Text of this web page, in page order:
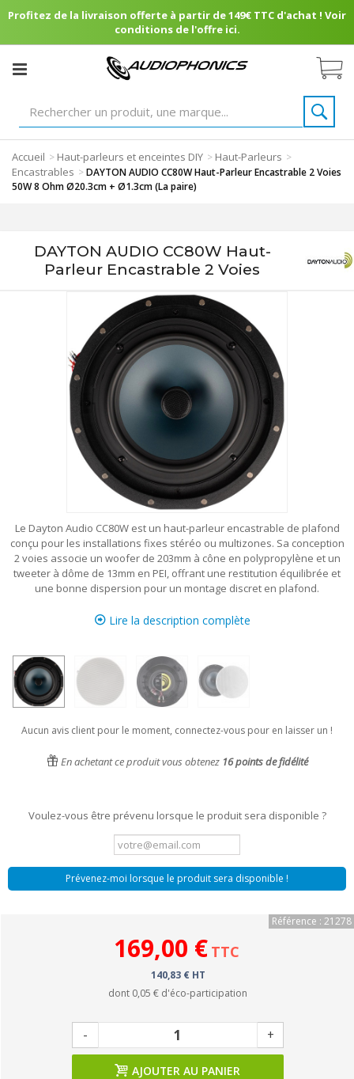
Profitez de la livraison offerte à partir de 149€ TTC d'achat ! Voir
conditions de l'offre ici.
Accueil > Haut-parleurs et enceintes DIY > Haut-Parleurs >
Encastrables >DAYTON AUDIO CC80W Haut-Parleur Encastrable 2 Voies
50W 8 Ohm Ø20.3cm + Ø1.3cm (La paire)
DAYTON AUDIO CC80W Haut-
Parleur Encastrable 2 Voies
Le Dayton Audio CC80W est un haut-parleur encastrable de plafond
conçu pour les installations fixes stéréo ou multizones. Sa conception
2 voies associe un woofer de 203mm à cône en polypropylène et un
tweeter à dôme de 13mm en PEI, offrant une restitution équilibrée et
une bonne dispersion pour un montage discret en plafond.
Lire la description complète
Aucun avis client pour le moment, connectez-vous pour en laisser un !
En achetant ce produit vous obtenez 16points de fidélité
Voulez-vous être prévenu lorsque le produit sera disponible ?
Prévenez-moi lorsque le produit sera disponible !
Référence : 21278
169,00 € TTC
140,83 € HT
dont 0,05 € d'éco-participation
- +
AJOUTER AU PANIER